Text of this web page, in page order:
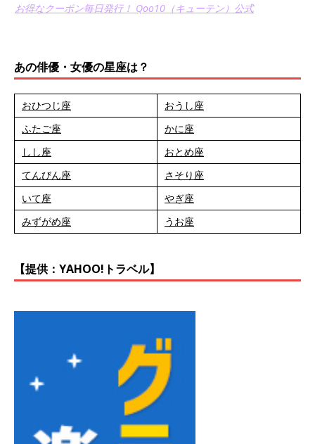
お得なクーポン毎日発行！ Qoo10（キューテン）公式
あの俳優・女優の星座は？
おひつじ座
おうし座
ふたご座
かに座
しし座
おとめ座
てんびん座
さそり座
いて座
やぎ座
みずがめ座
うお座
【提供：YAHOO!トラベル】